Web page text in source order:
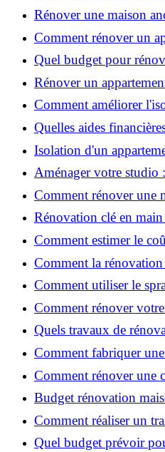
coûts et conseils ?
Rénover une maison
étapes, budget et astuces
Comment rénover un
?
Quel budget pour
2026 ?
Rénover un
conseils pratiques et
Comment améliorer
appartement ?
Quelles aides
rénover votre
Isolation d'un
prix et conseils
Aménager votre studio
erreurs à éviter
Comment rénover une
avec 50 000 € : budget,
Rénovation clé en
solution et à quoi faire
Comment estimer le
?
Comment la
rentabilité de votre
Comment utiliser le
Salt pour des cheveux
Comment rénover
astuces bois ?
Quels travaux de
éligibles à
Comment fabriquer
maison ?
Comment rénover une
ruiner ?
Budget rénovation
astuces
Comment réaliser un
maison efficace ?
Quel budget prévoir